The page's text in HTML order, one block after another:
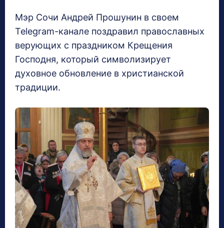
Мэр Сочи Андрей Прошунин в своем
Telegram-канале поздравил православных
верующих с праздником Крещения
Господня, который символизирует
духовное обновление в христианской
традиции.